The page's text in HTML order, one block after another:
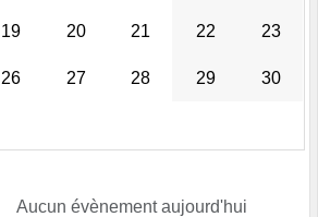
19 20 21 22 23
26 27 28 29 30
Aucun évènement aujourd'hui